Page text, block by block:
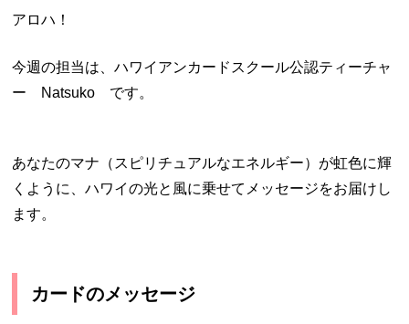
アロハ！
今週の担当は、ハワイアンカードスクール公認ティーチャ
ー Natsuko です。
あなたのマナ（スピリチュアルなエネルギー）が虹色に輝
くように、ハワイの光と風に乗せてメッセージをお届けし
ます。
カードのメッセージ